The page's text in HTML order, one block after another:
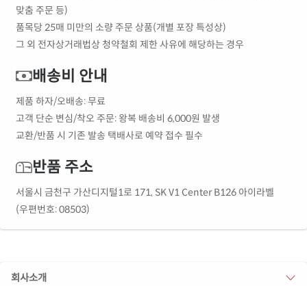
맞춤 주문 등)
품목당 25매 미만의 소량 주문 상품(개별 포장 특성상)
그 외 전자상거래법상 청약철회 제한 사유에 해당하는 경우
배송비 안내
제품 하자/오배송: 무료
고객 단순 변심/착오 주문: 왕복 배송비 6,000원 발생
교환/반품 시 기존 발송 택배사로 예약 접수 필수
반품 주소
서울시 금천구 가산디지털1로 171, SK V1 Center B126 아이라벨
(우편번호: 08503)
회사소개